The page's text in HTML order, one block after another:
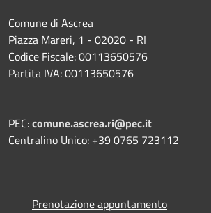
Comune di Ascrea
Piazza Mareri, 1 - 02020 - RI
Codice Fiscale: 00113650576
Partita IVA: 00113650576
PEC:comune.ascrea.ri@pec.it
Centralino Unico: +39 0765 723112
Prenotazione appuntamento